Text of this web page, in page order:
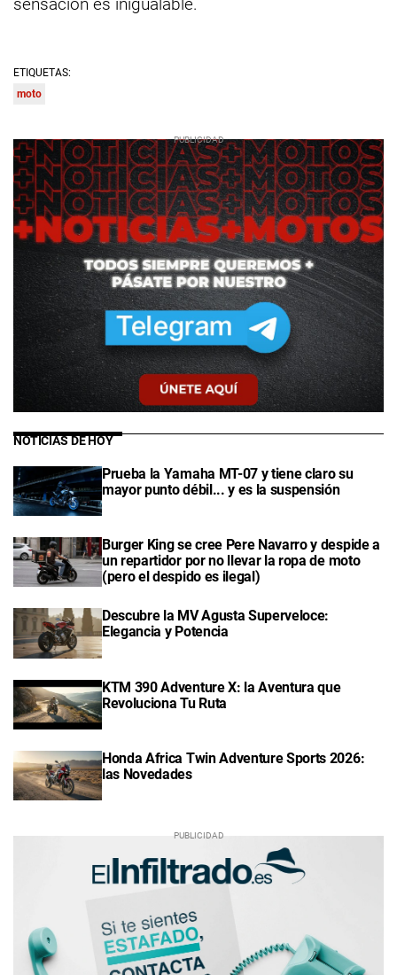
ETIQUETAS:
moto
NOTICIAS DE HOY
Prueba la Yamaha MT-07 y tiene claro su
mayor punto débil... y es la suspensión
Burger King se cree Pere Navarro y despide a
un repartidor por no llevar la ropa de moto
(pero el despido es ilegal)
Descubre la MV Agusta Superveloce:
Elegancia y Potencia
KTM 390 Adventure X: la Aventura que
Revoluciona Tu Ruta
Honda Africa Twin Adventure Sports 2026:
las Novedades